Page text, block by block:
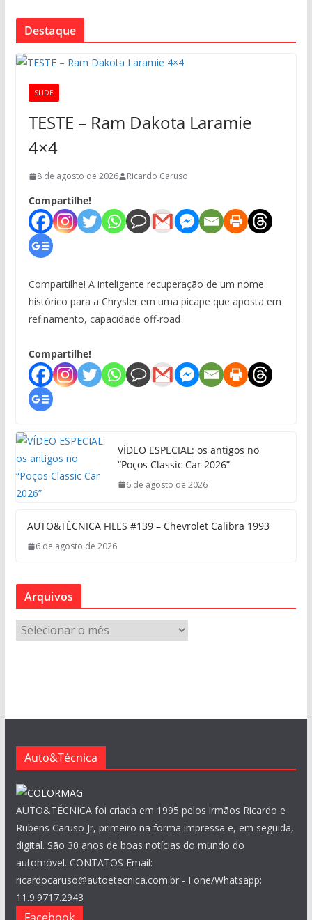
Destaque
SLIDE
TESTE – Ram Dakota Laramie
4×4
8 de agosto de 2026 Ricardo Caruso
Compartilhe!
Compartilhe! A inteligente recuperação de um nome
histórico para a Chrysler em uma picape que aposta em
refinamento, capacidade off-road
Compartilhe!
VÍDEO ESPECIAL: os antigos no
“Poços Classic Car 2026”
6 de agosto de 2026
AUTO&TÉCNICA FILES #139 – Chevrolet Calibra 1993
6 de agosto de 2026
Arquivos
r
s
Auto&Técnica
AUTO&TÉCNICA foi criada em 1995 pelos irmãos Ricardo e
Rubens Caruso Jr, primeiro na forma impressa e, em seguida,
digital. São 30 anos de boas notícias do mundo do
automóvel. CONTATOS Email:
ricardocaruso@autoetecnica.com.br - Fone/Whatsapp:
11.9.9717.2943